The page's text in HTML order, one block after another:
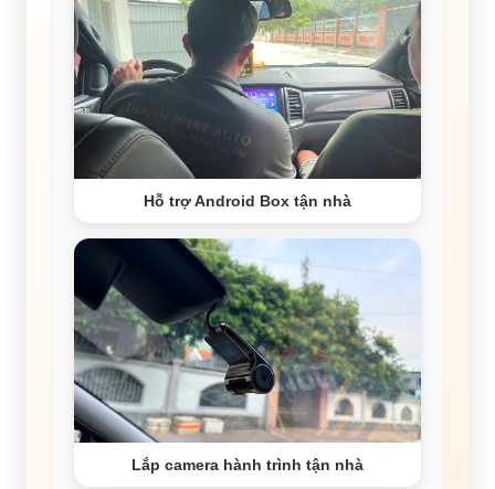
Hỗ trợ Android Box tận nhà
Lắp camera hành trình tận nhà